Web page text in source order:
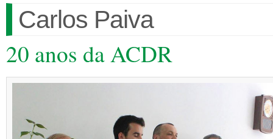
Carlos Paiva
20 anos da ACDR